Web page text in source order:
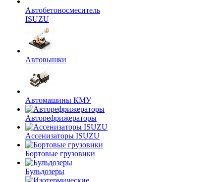
Автобетоносмеситель
ISUZU
Автовышки
Автомашины КМУ
Авторефрижераторы
Ассенизаторы ISUZU
Бортовые грузовики
Бульдозеры